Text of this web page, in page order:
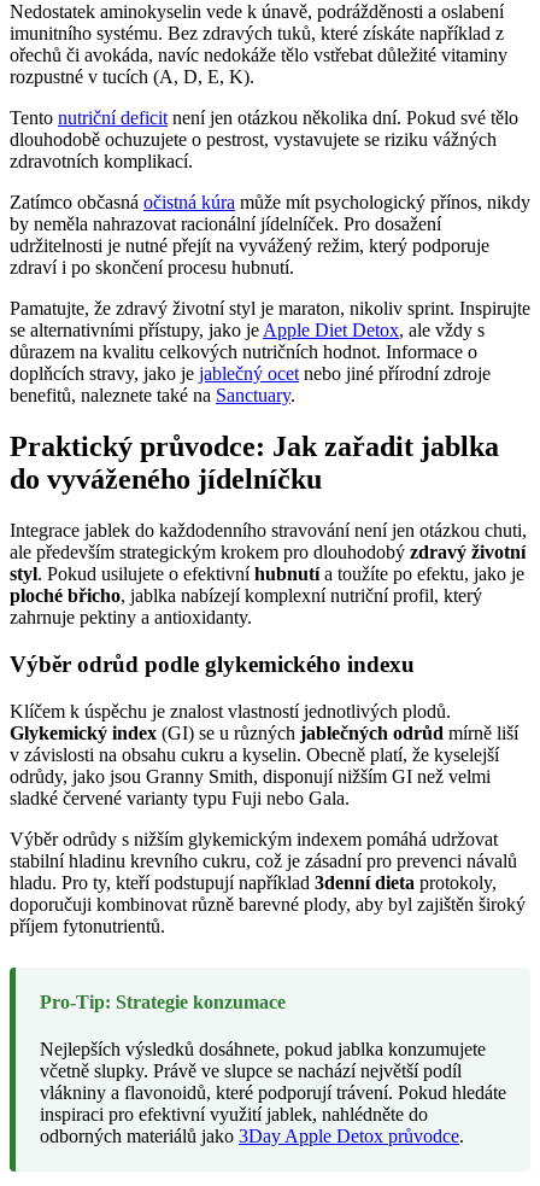
Nedostatek aminokyselin vede k únavě, podrážděnosti a oslabení
imunitního systému. Bez zdravých tuků, které získáte například z
ořechů či avokáda, navíc nedokáže tělo vstřebat důležité vitaminy
rozpustné v tucích (A, D, E, K).
Tento nutriční deficit není jen otázkou několika dní. Pokud své tělo
dlouhodobě ochuzujete o pestrost, vystavujete se riziku vážných
zdravotních komplikací.
Zatímco občasná očistná kúra může mít psychologický přínos, nikdy
by neměla nahrazovat racionální jídelníček. Pro dosažení
udržitelnosti je nutné přejít na vyvážený režim, který podporuje
zdraví i po skončení procesu hubnutí.
Pamatujte, že zdravý životní styl je maraton, nikoliv sprint. Inspirujte
se alternativními přístupy, jako je Apple Diet Detox, ale vždy s
důrazem na kvalitu celkových nutričních hodnot. Informace o
doplňcích stravy, jako je jablečný ocet nebo jiné přírodní zdroje
benefitů, naleznete také na Sanctuary.
Praktický průvodce: Jak zařadit jablka
do vyváženého jídelníčku
Integrace jablek do každodenního stravování není jen otázkou chuti,
ale především strategickým krokem pro dlouhodobý zdravý životní
styl. Pokud usilujete o efektivníhubnutía toužíte po efektu, jako je
ploché břicho, jablka nabízejí komplexní nutriční profil, který
zahrnuje pektiny a antioxidanty.
Výběr odrůd podle glykemického indexu
Klíčem k úspěchu je znalost vlastností jednotlivých plodů.
Glykemický index (GI) se u různých jablečných odrůd mírně liší
v závislosti na obsahu cukru a kyselin. Obecně platí, že kyselejší
odrůdy, jako jsou Granny Smith, disponují nižším GI než velmi
sladké červené varianty typu Fuji nebo Gala.
Výběr odrůdy s nižším glykemickým indexem pomáhá udržovat
stabilní hladinu krevního cukru, což je zásadní pro prevenci návalů
hladu. Pro ty, kteří podstupují například 3denní dieta protokoly,
doporučuji kombinovat různě barevné plody, aby byl zajištěn široký
příjem fytonutrientů.
Pro-Tip: Strategie konzumace
Nejlepších výsledků dosáhnete, pokud jablka konzumujete
včetně slupky. Právě ve slupce se nachází největší podíl
vlákniny a flavonoidů, které podporují trávení. Pokud hledáte
inspiraci pro efektivní využití jablek, nahlédněte do
odborných materiálů jako 3Day Apple Detox průvodce.